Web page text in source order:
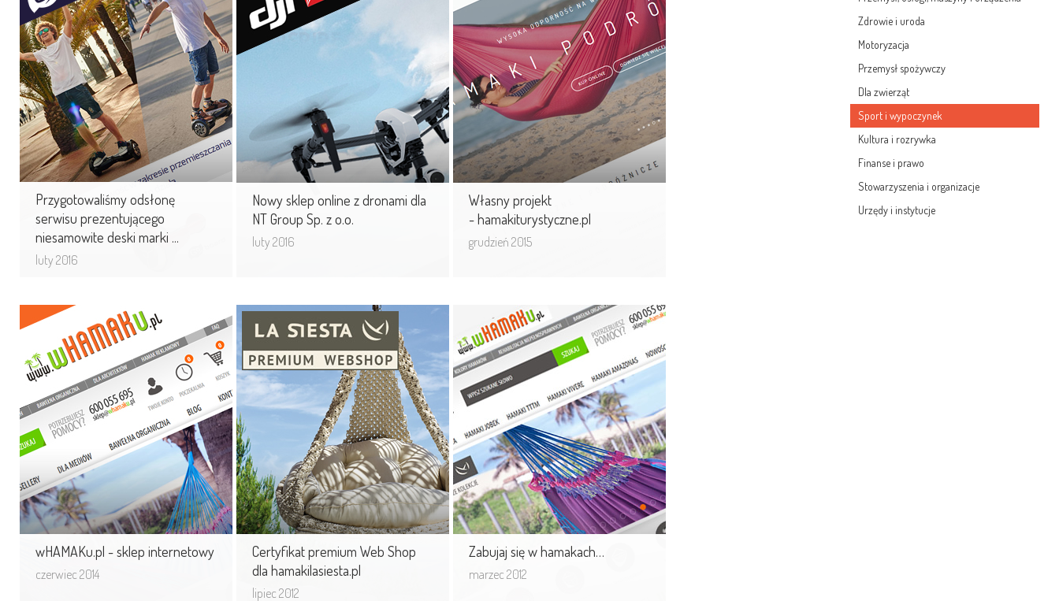
Przygotowaliśmy odsłonę
serwisu prezentującego
niesamowite deski marki ...
luty 2016
serwisu prezentującego
niesamowite deski ...
Wychodząc naprzeciw
oczekiwaniom klientów
stworzyliśmy nowoczesny serwis
www kreujący wizerunek handlowy
marki.
Nowy sklep online z dronami dla
NT Group Sp. z o.o.
luty 2016
z dronami dla NT Group Sp.
z o.o.
Stosując niezawodne rozwiązania
technologie przyczyniamy się do
promocji oraz kreacji ...
Własny projekt
- hamakiturystyczne.pl
grudzień 2015
- hamakiturystyczne.pl
Szeroka oferta hamaków
turystycznych i podróżniczych
renomowanych marek.
wHAMAKu.pl - sklep internetowy
czerwiec 2014
wHAMAKu.pl - sklep
internetowy
Aktualizacja wizerunku sklepu
z hamakami - wHAMAKu.pl.
wHAMAKu.pl to sklep internetowy,
w którym znajdziesz ...
Certyfikat premium Web Shop
dla hamakilasiesta.pl
lipiec 2012
Certyfikat premium Web
Shop dla hamakilasiesta.pl
Prowadzony przez nas sklep
z hamakami LaSiesta, otrzymał
certyfikat premium La Siesta Web
Shop.
Zabujaj się w hamakach…
marzec 2012
Zabujaj się w hamakach…
Sklep internetowy Whamaku.pl
prowadzony przez MOUTON
interactive, to największe w Europie
przedsięwzięcie e-commerce ...
Zdrowie i uroda
Motoryzacja
Przemysł spożywczy
Dla zwierząt
Sport i wypoczynek
Kultura i rozrywka
Finanse i prawo
Stowarzyszenia i organizacje
Urzędy i instytucje